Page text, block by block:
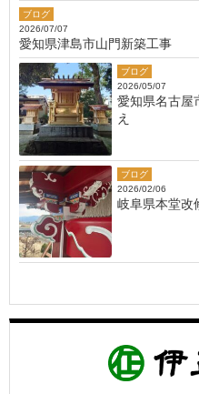
ブログ
2026/07/07
愛知県津島市山門新築工事
ブログ
2026/05/07
愛知県名古屋
え
ブログ
2026/02/06
岐阜県本堂改